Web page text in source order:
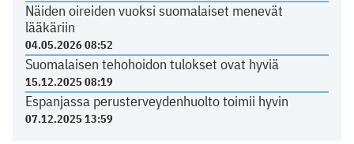
Näiden oireiden vuoksi suomalaiset menevät
lääkäriin
04.05.2026 08:52
Suomalaisen tehohoidon tulokset ovat hyviä
15.12.2025 08:19
Espanjassa perusterveydenhuolto toimii hyvin
07.12.2025 13:59